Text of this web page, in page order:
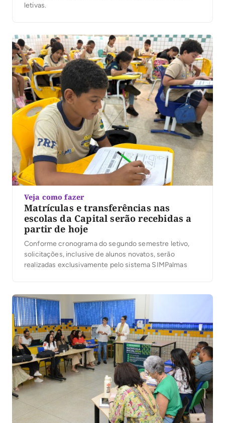
letivas.
Veja como fazer
Matrículas e transferências nas
escolas da Capital serão recebidas a
partir de hoje
Conforme cronograma do segundo semestre letivo,
solicitações, inclusive de alunos novatos, serão
realizadas exclusivamente pelo sistema SIMPalmas